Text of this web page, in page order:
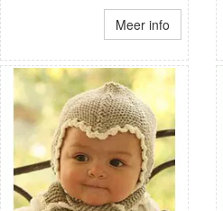
Meer info